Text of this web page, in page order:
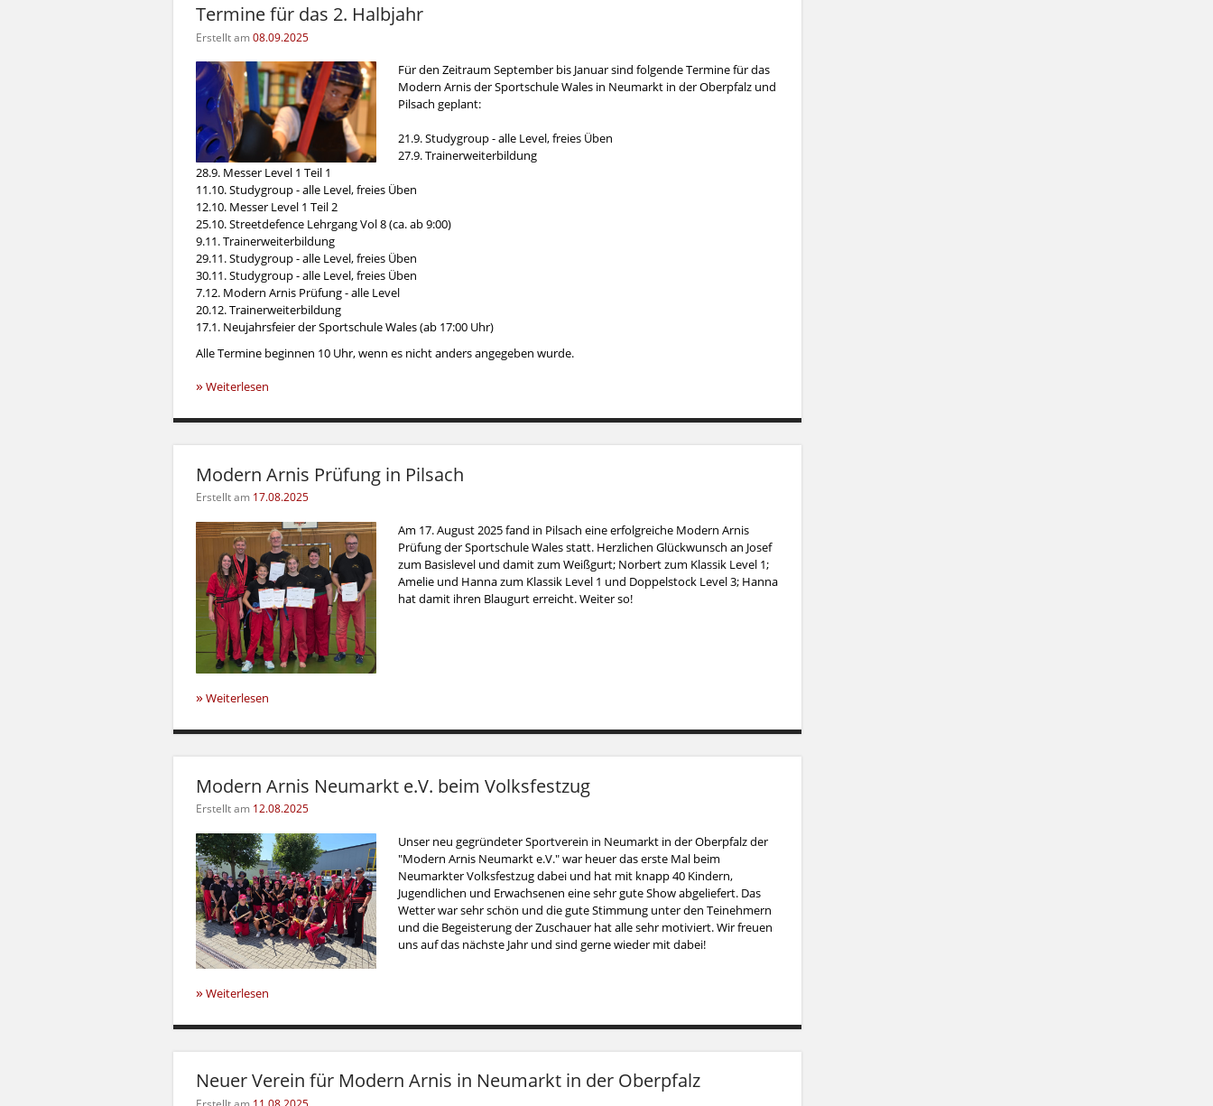
Termine für das 2. Halbjahr
Erstellt am08.09.2025
Für den Zeitraum September bis Januar sind folgende Termine für das
Modern Arnis der Sportschule Wales in Neumarkt in der Oberpfalz und
Pilsach geplant:
21.9. Studygroup - alle Level, freies Üben
27.9. Trainerweiterbildung
28.9. Messer Level 1 Teil 1
11.10. Studygroup - alle Level, freies Üben
12.10. Messer Level 1 Teil 2
25.10. Streetdefence Lehrgang Vol 8 (ca. ab 9:00)
9.11. Trainerweiterbildung
29.11. Studygroup - alle Level, freies Üben
30.11. Studygroup - alle Level, freies Üben
7.12. Modern Arnis Prüfung - alle Level
20.12. Trainerweiterbildung
17.1. Neujahrsfeier der Sportschule Wales (ab 17:00 Uhr)
Alle Termine beginnen 10 Uhr, wenn es nicht anders angegeben wurde.
» Weiterlesen
Modern Arnis Prüfung in Pilsach
Erstellt am 17.08.2025
Am 17. August 2025 fand in Pilsach eine erfolgreiche Modern Arnis
Prüfung der Sportschule Wales statt. Herzlichen Glückwunsch an Josef
zum Basislevel und damit zum Weißgurt; Norbert zum Klassik Level 1;
Amelie und Hanna zum Klassik Level 1 und Doppelstock Level 3; Hanna
hat damit ihren Blaugurt erreicht. Weiter so!
» Weiterlesen
Modern Arnis Neumarkt e.V. beim Volksfestzug
Erstellt am 12.08.2025
Unser neu gegründeter Sportverein in Neumarkt in der Oberpfalz der
"Modern Arnis Neumarkt e.V." war heuer das erste Mal beim
Neumarkter Volksfestzug dabei und hat mit knapp 40 Kindern,
Jugendlichen und Erwachsenen eine sehr gute Show abgeliefert. Das
Wetter war sehr schön und die gute Stimmung unter den Teinehmern
und die Begeisterung der Zuschauer hat alle sehr motiviert. Wir freuen
uns auf das nächste Jahr und sind gerne wieder mit dabei!
» Weiterlesen
Neuer Verein für Modern Arnis in Neumarkt in der Oberpfalz